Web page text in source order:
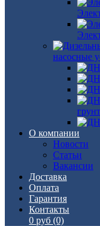
насосные
О компании
Новости
Статьи
Вакансии
Доставка
Оплата
Гарантия
Контакты
0 руб (0)